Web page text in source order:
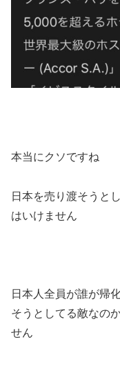
本当にクソですね
日本を売り渡そうと
はいけません
日本人全員が誰が帰
そうとしてる敵なの
せん